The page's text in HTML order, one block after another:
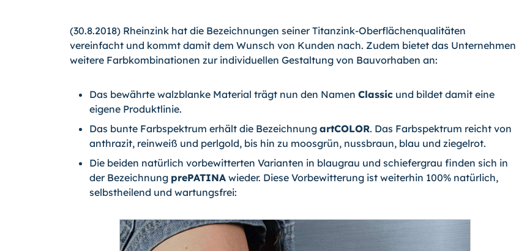
(30.8.2018) Rheinzink hat die Bezeichnungen seiner Titanzink-Oberflächenqualitäten
vereinfacht und kommt damit dem Wunsch von Kunden nach. Zudem bietet das Unternehmen
weitere Farbkombinationen zur individuellen Gestaltung von Bauvorhaben an:
Das bewährte walzblanke Material trägt nun den Namen Classic und bildet damit eine
eigene Produktlinie.
Das bunte Farbspektrum erhält die Bezeichnung artCOLOR. Das Farbspektrum reicht von
anthrazit, reinweiß und perlgold, bis hin zu moosgrün, nussbraun, blau und ziegelrot.
Die beiden natürlich vorbewitterten Varianten in blaugrau und schiefergrau finden sich in
der Bezeichnung prePATINA wieder. Diese Vorbewitterung ist weiterhin 100% natürlich,
selbstheilend und wartungsfrei: